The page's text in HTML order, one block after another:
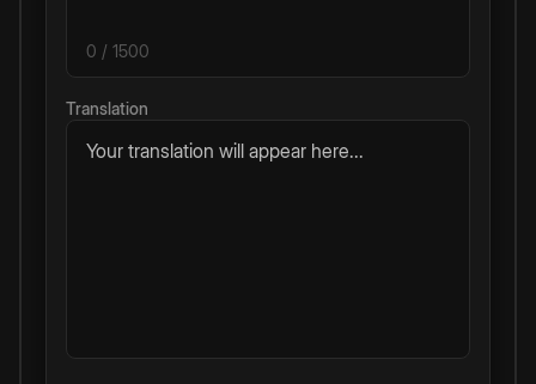
0 / 1500
Translation
Your translation will appear here...